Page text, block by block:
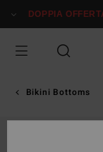
alle
prodotto
DOPPIA OFFERTA
Bikini Bottoms